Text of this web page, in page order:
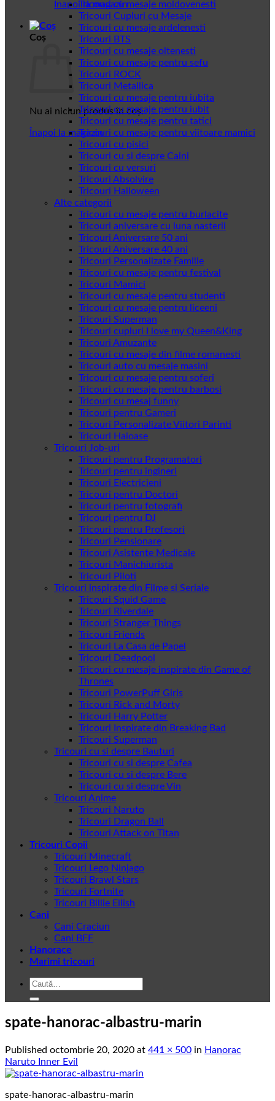
Înapoi la magazin
Coș
Nu ai niciun produs în coș.
Înapoi la magazin
Tricouri cu mesaje moldovenesti
Tricouri Cupluri cu Mesaje
Tricouri cu mesaje ardelenesti
Tricouri BTS
Tricouri cu mesaje oltenesti
Tricouri cu mesaje pentru sefu
Tricouri ROCK
Tricouri Metallica
Tricouri cu mesaje pentru iubita
Tricouri cu mesaje pentru iubit
Tricouri cu mesaje pentru tatici
Tricouri cu mesaje pentru viitoare mamici
Tricouri cu pisici
Tricouri cu si despre Caini
Tricouri cu versuri
Tricouri Absolvire
Tricouri Halloween
Alte categorii
Tricouri cu mesaje pentru burlacite
Tricouri aniversare cu luna nasterii
Tricouri Aniversare 50 ani
Tricouri Aniversare 40 ani
Tricouri Personalizate Familie
Tricouri cu mesaje pentru festival
Tricouri Mamici
Tricouri cu mesaje pentru studenti
Tricouri cu mesaje pentru liceeni
Tricouri Superman
Tricouri cupluri I love my Queen&King
Tricouri Amuzante
Tricouri cu mesaje din filme romanesti
Tricouri auto cu mesaje masini
Tricouri cu mesaje pentru soferi
Tricouri cu mesaje pentru barbosi
Tricouri cu mesaj funny
Tricouri pentru Gameri
Tricouri Personalizate Viitori Parinti
Tricouri Haioase
Tricouri Job-uri
Tricouri pentru Programatori
Tricouri pentru ingineri
Tricouri Electricieni
Tricouri pentru Doctori
Tricouri pentru fotografi
Tricouri pentru DJ
Tricouri pentru Profesori
Tricouri Pensionare
Tricouri Asistente Medicale
Tricouri Manichiurista
Tricouri Piloti
Tricouri inspirate din Filme si Seriale
Tricouri Squid Game
Tricouri Riverdale
Tricouri Stranger Things
Tricouri Friends
Tricouri La Casa de Papel
Tricouri Deadpool
Tricouri cu mesaje inspirate din Game of
Thrones
Tricouri PowerPuff Girls
Tricouri Rick and Morty
Tricouri Harry Potter
Tricouri Inspirate din Breaking Bad
Tricouri Superman
Tricouri cu si despre Bauturi
Tricouri cu si despre Cafea
Tricouri cu si despre Bere
Tricouri cu si despre Vin
Tricouri Anime
Tricouri Naruto
Tricouri Dragon Ball
Tricouri Attack on Titan
Tricouri Copii
Tricouri Minecraft
Tricouri Lego Ninjago
Tricouri Brawl Stars
Tricouri Fortnite
Tricouri Billie Eilish
Cani
Cani Craciun
Cani BFF
Hanorace
Marimi tricouri
Caută
spate-hanorac-albastru-marin
Published octombrie 20, 2020 at 441 × 500 in Hanorac
Naruto Inner Evil
spate-hanorac-albastru-marin